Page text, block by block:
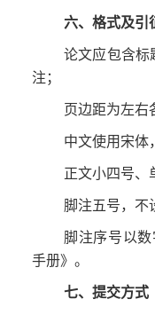
六、格式及引
论文应包含标
注；
页边距为左右
中文使用宋体
正文小四号、
脚注五号，不
脚注序号以
手册》。
七、提交方式